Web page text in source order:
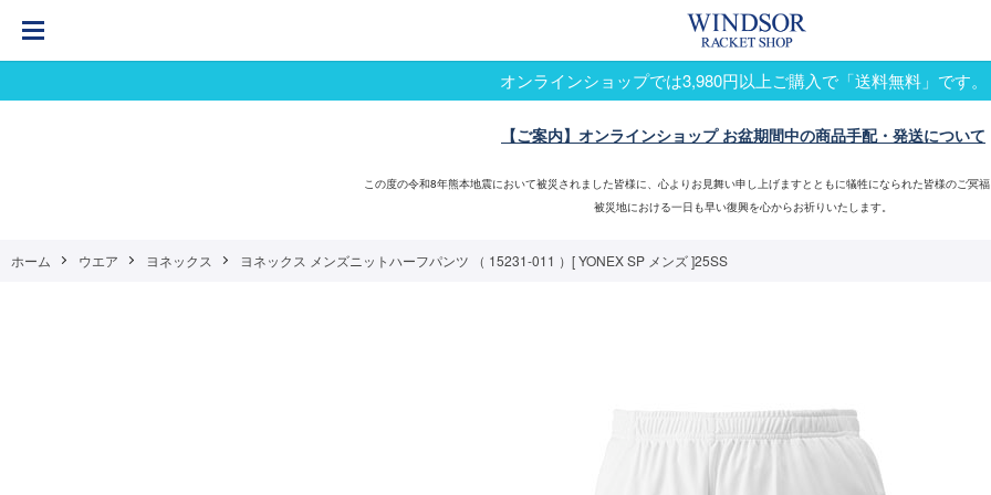
オンラインショップでは3,980円以上ご購入で「送料無料」です。
【ご案内】オンラインショップ お盆期間中の商品手配・発送について
この度の令和8年熊本地震において被災されました皆様に、心よりお見舞い申し上げますとともに犠牲になられた皆様のご冥福
被災地における一日も早い復興を心からお祈りいたします。
ホーム ウエア ヨネックス ヨネックス メンズニットハーフパンツ （ 15231-011 ）[ YONEX SP メンズ ]25SS